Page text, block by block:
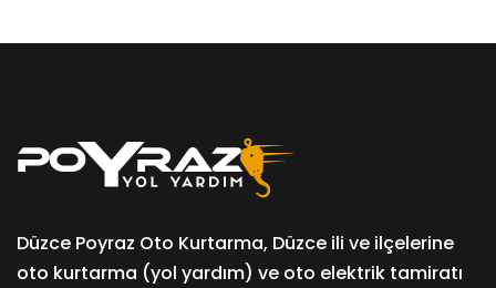
Düzce Poyraz Oto Kurtarma, Düzce ili ve ilçelerine
oto kurtarma (yol yardım) ve oto elektrik tamiratı